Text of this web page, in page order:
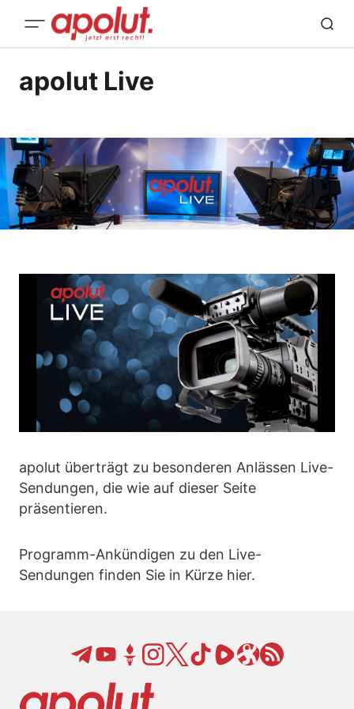
apolut Live
apolut überträgt zu besonderen Anlässen Live-
Sendungen, die wie auf dieser Seite
präsentieren.
Programm-Ankündigen zu den Live-
Sendungen finden Sie in Kürze hier.